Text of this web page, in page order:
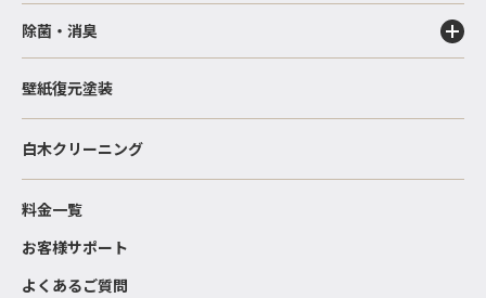
除菌・消臭
壁紙復元塗装
白木クリーニング
料金一覧
お客様サポート
よくあるご質問